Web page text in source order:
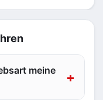
meine